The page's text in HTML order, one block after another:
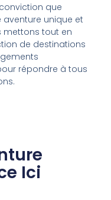
que
unique et
mettons tout en
de destinations
répondre à tous
Ici